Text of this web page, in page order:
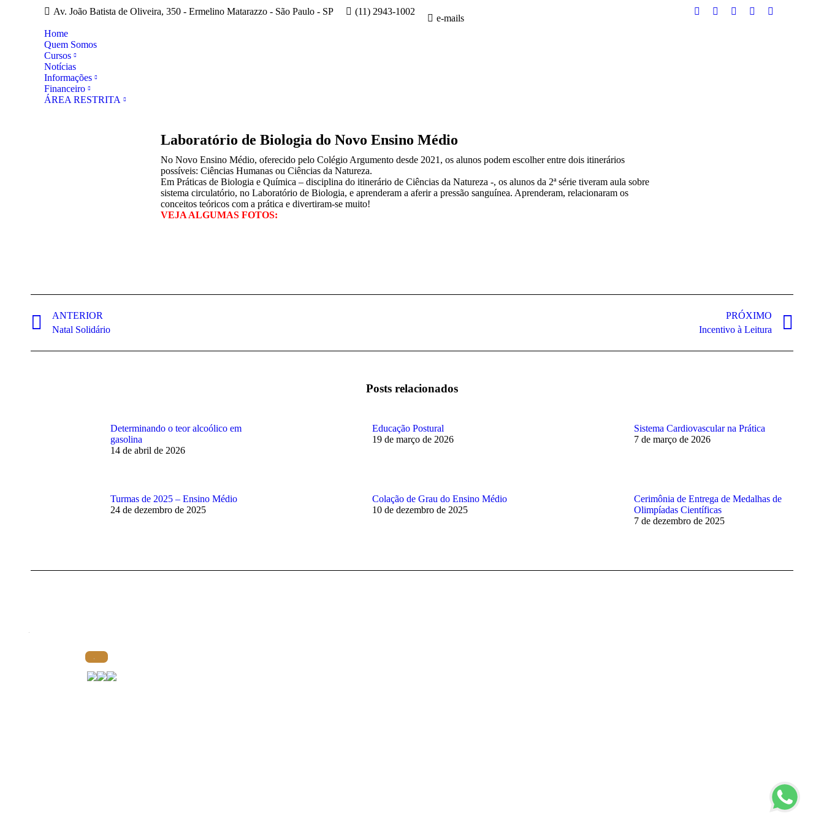
Av. João Batista de Oliveira, 350 - Ermelino Matarazzo - São Paulo - SP (11) 2943-1002
e-mails FacebookInstagram
TwitterYouTubeWhatsapp
Home
Quem Somos
Cursos
Notícias
Informações
Financeiro
ÁREA RESTRITA
Laboratório de Biologia do Novo Ensino Médio
No Novo Ensino Médio, oferecido pelo Colégio Argumento desde 2021, os alunos podem escolher entre dois itinerários
possíveis: Ciências Humanas ou Ciências da Natureza.
Em Práticas de Biologia e Química – disciplina do itinerário de Ciências da Natureza -, os alunos da 2ª série tiveram aula sobre
sistema circulatório, no Laboratório de Biologia, e aprenderam a aferir a pressão sanguínea. Aprenderam, relacionaram os
conceitos teóricos com a prática e divertiram-se muito!
VEJA ALGUMAS FOTOS:
de
post:
ANTERIOR
Post
Natal Solidário
PRÓXIMO
Incentivo à Leitura
Posts relacionados
Determinando o teor alcoólico em
gasolina
14 de abril de 2026
Educação Postural
19 de março de 2026
Sistema Cardiovascular na Prática
7 de março de 2026
Turmas de 2025 – Ensino Médio
24 de dezembro de 2025
Colação de Grau do Ensino Médio
10 de dezembro de 2025
Cerimônia de Entrega de Medalhas de
Olimpíadas Científicas
7 de dezembro de 2025